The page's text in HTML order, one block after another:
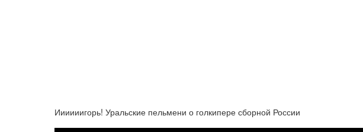
Иииииигорь! Уральские пельмени о голкипере сборной России